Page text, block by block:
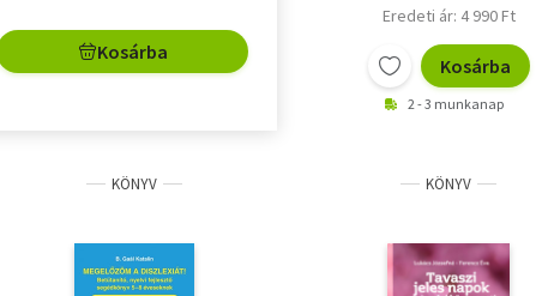
Kosárba
Eredeti ár: 4 990 Ft
Kosárba
2 - 3 munkanap
KÖNYV KÖNYV